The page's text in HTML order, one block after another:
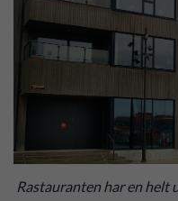
Rastauranten har en helt